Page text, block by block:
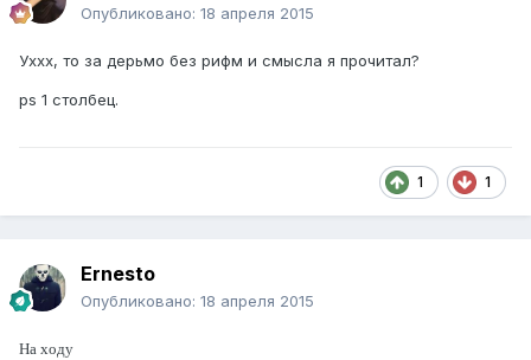
Опубликовано: 18 апреля 2015
Уххх, то за дерьмо без рифм и смысла я прочитал?
ps 1 столбец.
1 1
Ernesto
Опубликовано: 18 апреля 2015
На ходу